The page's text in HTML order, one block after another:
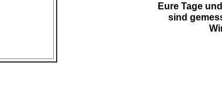
Eure Tage
sind